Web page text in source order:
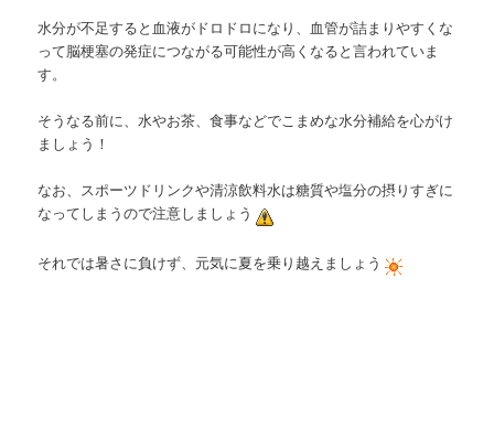
水分が不足すると血液がドロドロになり、血管が詰まりやすくな
って脳梗塞の発症につながる可能性が高くなると言われていま
す。
そうなる前に、水やお茶、食事などでこまめな水分補給を心がけ
ましょう！
なお、スポーツドリンクや清涼飲料水は糖質や塩分の摂りすぎに
なってしまうので注意しましょう
それでは暑さに負けず、元気に夏を乗り越えましょう